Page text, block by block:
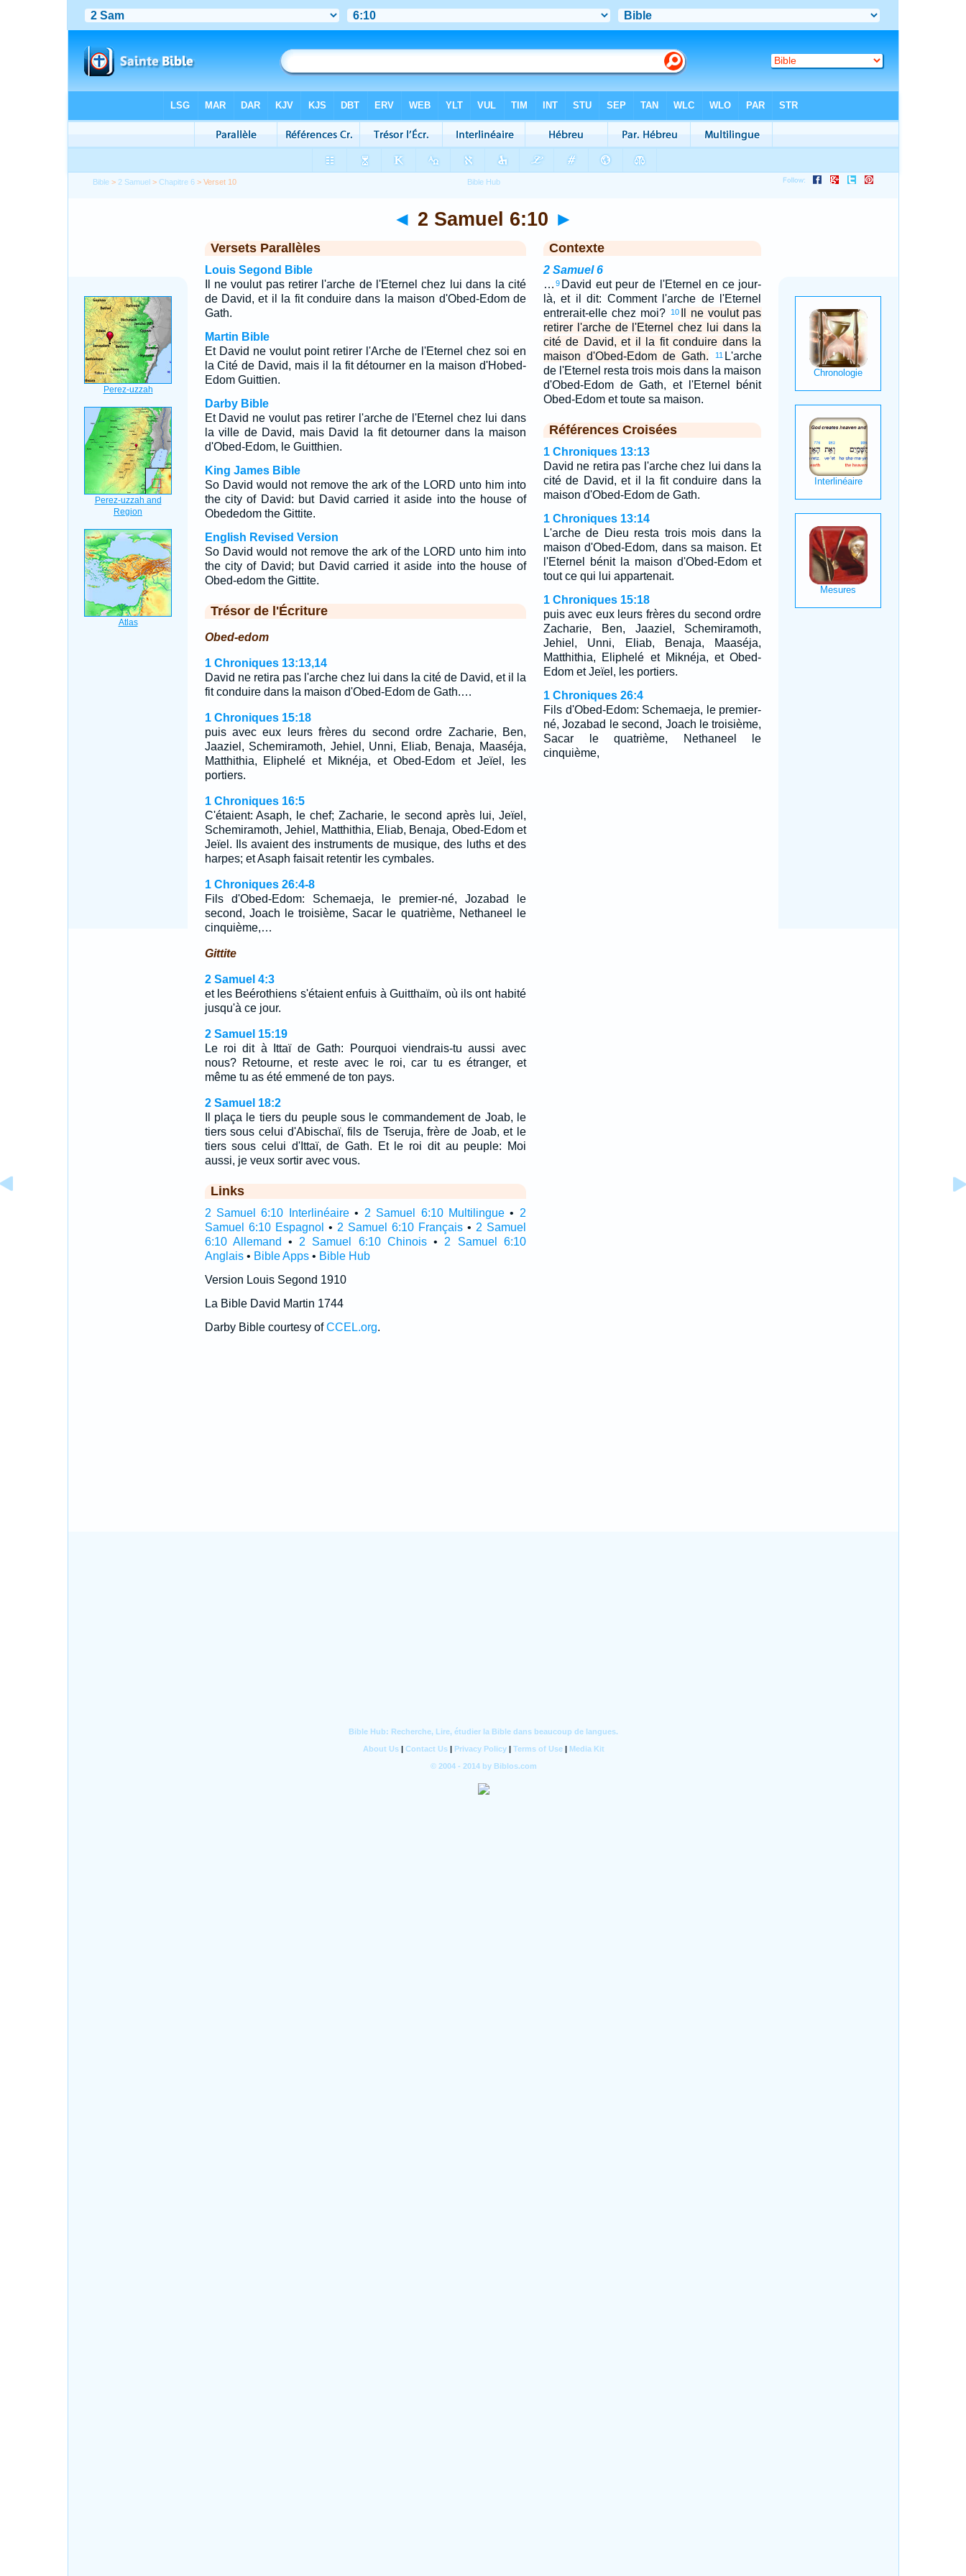
Bible > 2 Samuel >Chapitre 6 > Verset 10
◄ 2 Samuel 6:10 ►
Versets Parallèles
Louis Segond Bible
Il ne voulut pas retirer l'arche de l'Eternel chez lui dans la cité
de David, et il la fit conduire dans la maison d'Obed-Edom de
Gath.
Martin Bible
Et David ne voulut point retirer l'Arche de l'Eternel chez soi en
la Cité de David, mais il la fit détourner en la maison d'Hobed-
Edom Guittien.
Darby Bible
Et David ne voulut pas retirer l'arche de l'Eternel chez lui dans
la ville de David, mais David la fit detourner dans la maison
d'Obed-Edom, le Guitthien.
King James Bible
So David would not remove the ark of the LORD unto him into
the city of David: but David carried it aside into the house of
Obededom the Gittite.
English Revised Version
So David would not remove the ark of the LORD unto him into
the city of David; but David carried it aside into the house of
Obed-edom the Gittite.
Trésor de l'Écriture
Obed-edom
1 Chroniques 13:13,14
David ne retira pas l'arche chez lui dans la cité de David, et il la
fit conduire dans la maison d'Obed-Edom de Gath.…
1 Chroniques 15:18
puis avec eux leurs frères du second ordre Zacharie, Ben,
Jaaziel, Schemiramoth, Jehiel, Unni, Eliab, Benaja, Maaséja,
Matthithia, Eliphelé et Miknéja, et Obed-Edom et Jeïel, les
portiers.
1 Chroniques 16:5
C'étaient: Asaph, le chef; Zacharie, le second après lui, Jeïel,
Schemiramoth, Jehiel, Matthithia, Eliab, Benaja, Obed-Edom et
Jeïel. Ils avaient des instruments de musique, des luths et des
harpes; et Asaph faisait retentir les cymbales.
1 Chroniques 26:4-8
Fils d'Obed-Edom: Schemaeja, le premier-né, Jozabad le
second, Joach le troisième, Sacar le quatrième, Nethaneel le
cinquième,…
Gittite
2 Samuel 4:3
et les Beérothiens s'étaient enfuis à Guitthaïm, où ils ont habité
jusqu'à ce jour.
2 Samuel 15:19
Le roi dit à Ittaï de Gath: Pourquoi viendrais-tu aussi avec
nous? Retourne, et reste avec le roi, car tu es étranger, et
même tu as été emmené de ton pays.
2 Samuel 18:2
Il plaça le tiers du peuple sous le commandement de Joab, le
tiers sous celui d'Abischaï, fils de Tseruja, frère de Joab, et le
tiers sous celui d'Ittaï, de Gath. Et le roi dit au peuple: Moi
aussi, je veux sortir avec vous.
Links
2 Samuel 6:10 Interlinéaire• 2 Samuel 6:10 Multilingue • 2
Samuel 6:10 Espagnol • 2 Samuel 6:10 Français• 2 Samuel
6:10 Allemand
• 2 Samuel 6:10 Chinois• 2 Samuel 6:10
Anglais• Bible Apps• Bible Hub
Version Louis Segond 1910
La Bible David Martin 1744
Darby Bible courtesy ofCCEL.org.
Contexte
2 Samuel 6
… 9 David eut peur de l'Eternel en ce jour-
là, et il dit: Comment l'arche de l'Eternel
entrerait-elle chez moi?
10
Il ne voulut pas
retirer l'arche de l'Eternel chez lui dans la
cité de David, et il la fit conduire dans la
maison d'Obed-Edom de Gath.
11 L'arche
de l'Eternel resta trois mois dans la maison
d'Obed-Edom de Gath, et l'Eternel bénit
Obed-Edom et toute sa maison.
Références Croisées
1 Chroniques 13:13
David ne retira pas l'arche chez lui dans la
cité de David, et il la fit conduire dans la
maison d'Obed-Edom de Gath.
1 Chroniques 13:14
L'arche de Dieu resta trois mois dans la
maison d'Obed-Edom, dans sa maison. Et
l'Eternel bénit la maison d'Obed-Edom et
tout ce qui lui appartenait.
1 Chroniques 15:18
puis avec eux leurs frères du second ordre
Zacharie, Ben, Jaaziel, Schemiramoth,
Jehiel, Unni, Eliab, Benaja, Maaséja,
Matthithia, Eliphelé et Miknéja, et Obed-
Edom et Jeïel, les portiers.
1 Chroniques 26:4
Fils d'Obed-Edom: Schemaeja, le premier-
né, Jozabad le second, Joach le troisième,
Sacar le quatrième, Nethaneel le
cinquième,